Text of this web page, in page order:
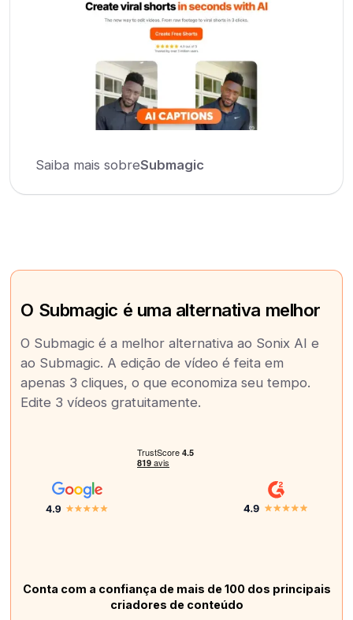
Saiba mais sobreSubmagic
O Submagic é uma alternativa melhor
O Submagic é a melhor alternativa ao Sonix AI e
ao Submagic. A edição de vídeo é feita em
apenas 3 cliques, o que economiza seu tempo.
Edite 3 vídeos gratuitamente.
Conta com a confiança de mais de 100 dos principais
criadores de conteúdo